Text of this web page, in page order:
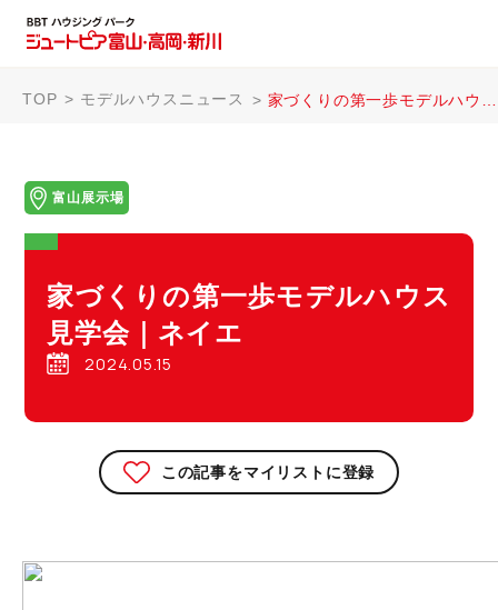
TOP モデルハウスニュース 家づくりの第一歩モデルハウス見学会｜ネイエ
富山展示場
家づくりの第一歩モデルハウス
見学会｜ネイエ
2024.05.15
この記事をマイリストに登録